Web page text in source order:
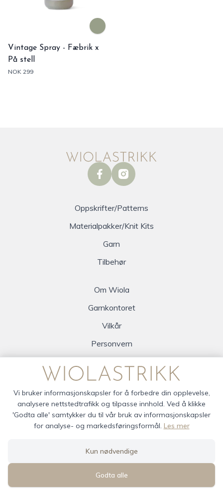
Vintage Spray - Fæbrik x
På stell
NOK 299
facebookinstagram
Oppskrifter/Patterns
Materialpakker/Knit Kits
Garn
Tilbehør
Om Wiola
Garnkontoret
Vilkår
Personvern
Siden driftes avShoplabs
Vi bruker informasjonskapsler for å forbedre din opplevelse,
analysere nettstedtrafikk og tilpasse innhold. Ved å klikke
'Godta alle' samtykker du til vår bruk av informasjonskapsler
for analyse- og markedsføringsformål. Les mer
Kun nødvendige
Godta alle